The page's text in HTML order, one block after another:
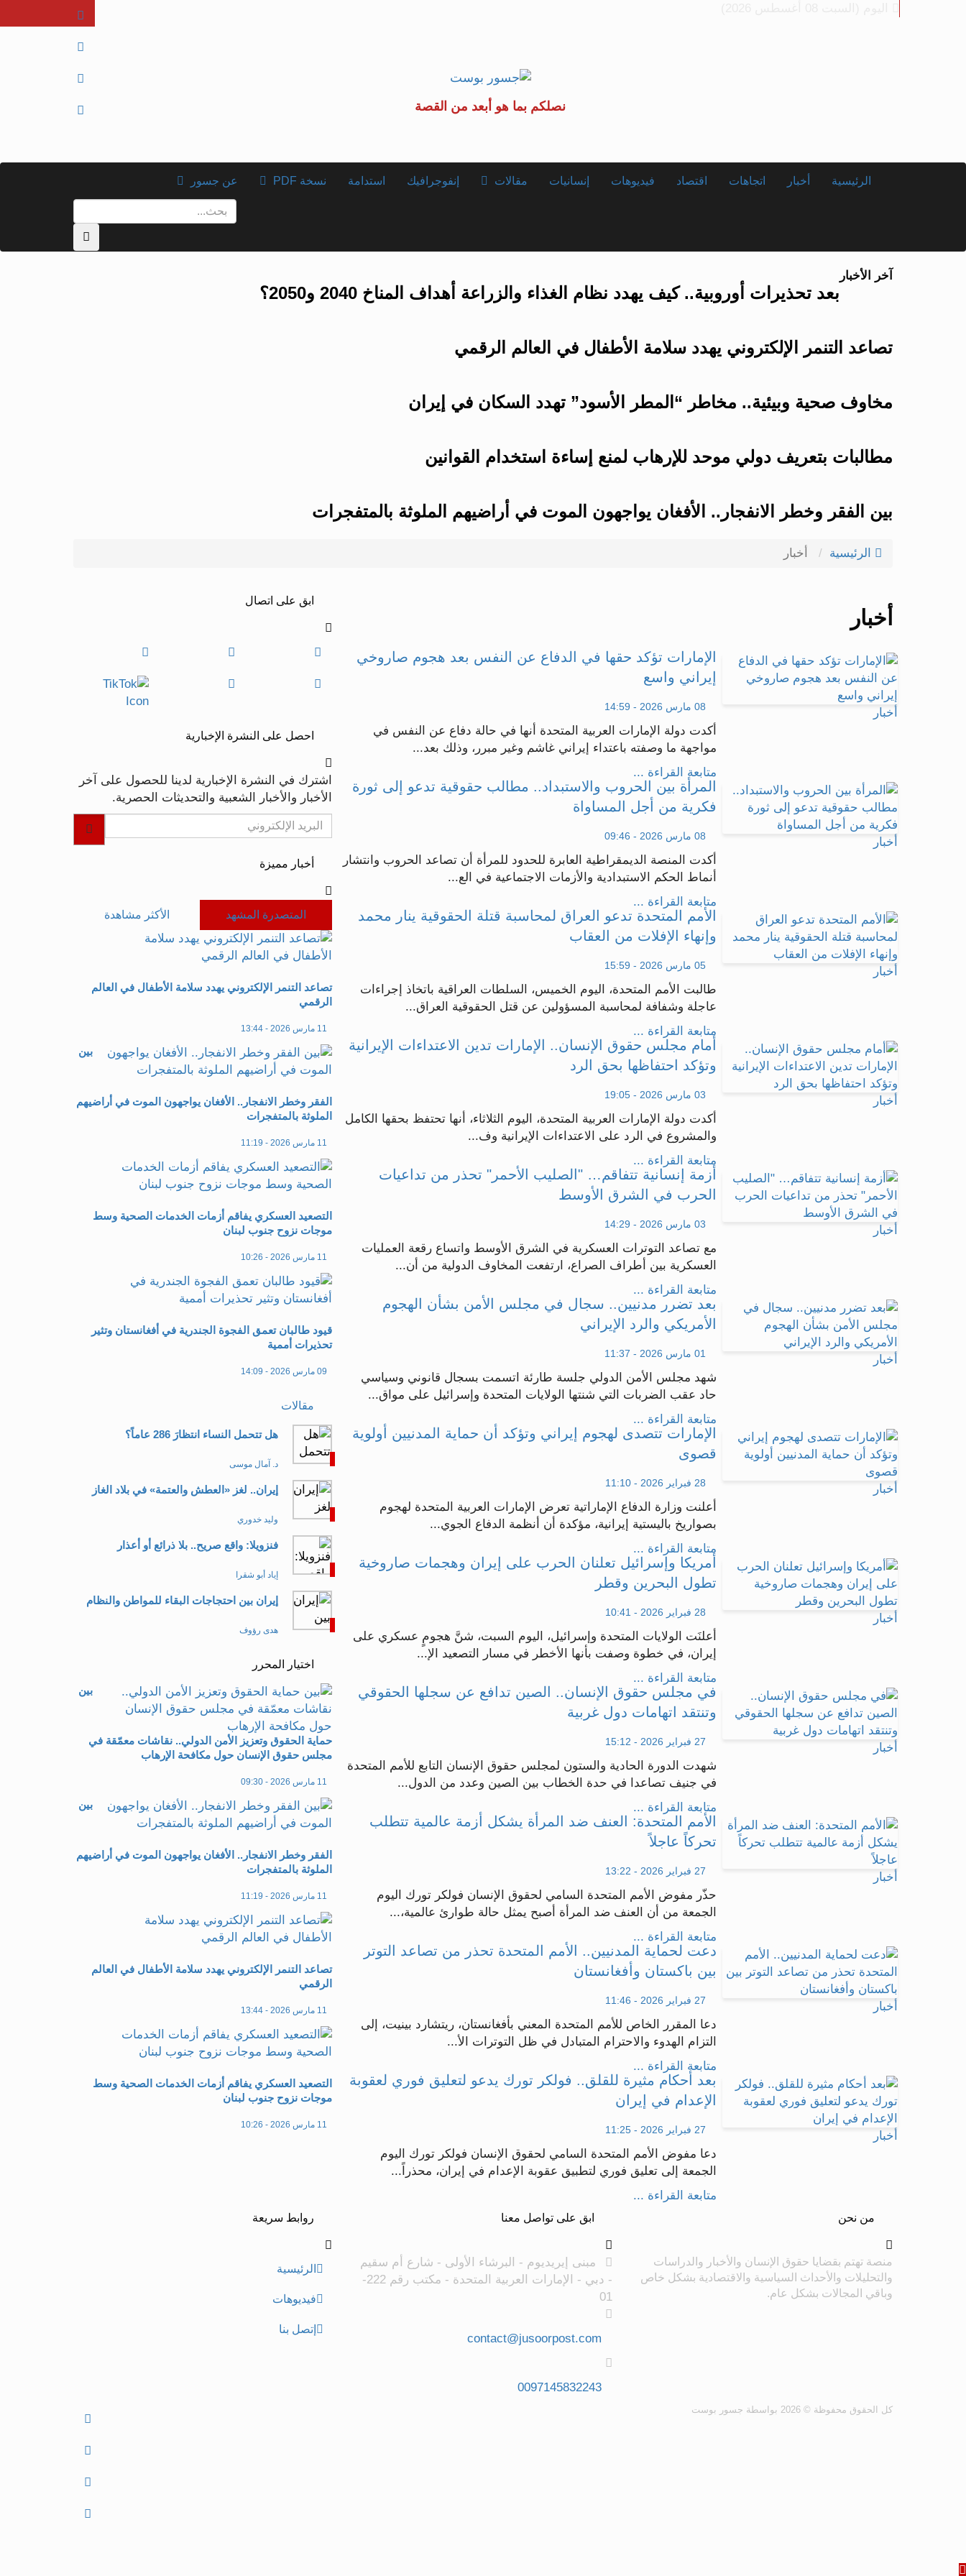
نصلكم بما هو أبعد من القصة
الرئيسية أخبار اتجاهات اقتصاد فيديوهات إنسانيات مقالات إنفوجرافيك استدامة نسخة PDF عن جسور
آخر الأخبار
بعد تحذيرات أوروبية.. كيف يهدد نظام الغذاء والزراعة أهداف المناخ 2040 و2050؟
تصاعد التنمر الإلكتروني يهدد سلامة الأطفال في العالم الرقمي
مخاوف صحية وبيئية.. مخاطر “المطر الأسود” تهدد السكان في إيران
مطالبات بتعريف دولي موحد للإرهاب لمنع إساءة استخدام القوانين
بين الفقر وخطر الانفجار.. الأفغان يواجهون الموت في أراضيهم الملوثة بالمتفجرات
الرئيسية أخبار
أخبار
أخبار
الإمارات تؤكد حقها في الدفاع عن النفس بعد هجوم صاروخي
إيراني واسع
08 مارس 2026 - 14:59
أكدت دولة الإمارات العربية المتحدة أنها في حالة دفاع عن النفس في
مواجهة ما وصفته باعتداء إيراني غاشم وغير مبرر، وذلك بعد...
متابعة القراءة ...
أخبار
المرأة بين الحروب والاستبداد.. مطالب حقوقية تدعو إلى ثورة
فكرية من أجل المساواة
08 مارس 2026 - 09:46
أكدت المنصة الديمقراطية العابرة للحدود للمرأة أن تصاعد الحروب وانتشار
أنماط الحكم الاستبدادية والأزمات الاجتماعية في الع...
متابعة القراءة ...
أخبار
الأمم المتحدة تدعو العراق لمحاسبة قتلة الحقوقية ينار محمد
وإنهاء الإفلات من العقاب
05 مارس 2026 - 15:59
طالبت الأمم المتحدة، اليوم الخميس، السلطات العراقية باتخاذ إجراءات
عاجلة وشفافة لمحاسبة المسؤولين عن قتل الحقوقية العراق...
متابعة القراءة ...
أخبار
أمام مجلس حقوق الإنسان.. الإمارات تدين الاعتداءات الإيرانية
وتؤكد احتفاظها بحق الرد
03 مارس 2026 - 19:05
أكدت دولة الإمارات العربية المتحدة، اليوم الثلاثاء، أنها تحتفظ بحقها الكامل
والمشروع في الرد على الاعتداءات الإيرانية وف...
متابعة القراءة ...
أخبار
أزمة إنسانية تتفاقم… "الصليب الأحمر" تحذر من تداعيات
الحرب في الشرق الأوسط
03 مارس 2026 - 14:29
مع تصاعد التوترات العسكرية في الشرق الأوسط واتساع رقعة العمليات
العسكرية بين أطراف الصراع، ارتفعت المخاوف الدولية من أن...
متابعة القراءة ...
أخبار
بعد تضرر مدنيين.. سجال في مجلس الأمن بشأن الهجوم
الأمريكي والرد الإيراني
01 مارس 2026 - 11:37
شهد مجلس الأمن الدولي جلسة طارئة اتسمت بسجال قانوني وسياسي
حاد عقب الضربات التي شنتها الولايات المتحدة وإسرائيل على مواق...
متابعة القراءة ...
أخبار
الإمارات تتصدى لهجوم إيراني وتؤكد أن حماية المدنيين أولوية
قصوى
28 فبراير 2026 - 11:10
أعلنت وزارة الدفاع الإماراتية تعرض الإمارات العربية المتحدة لهجوم
بصواريخ باليستية إيرانية، مؤكدة أن أنظمة الدفاع الجوي...
متابعة القراءة ...
أخبار
أمريكا وإسرائيل تعلنان الحرب على إيران وهجمات صاروخية
تطول البحرين وقطر
28 فبراير 2026 - 10:41
أعلنَت الولايات المتحدة وإسرائيل، اليوم السبت، شنَّ هجومٍ عسكري على
إيران، في خطوة وصفت بأنها الأخطر في مسار التصعيد الإ...
متابعة القراءة ...
أخبار
في مجلس حقوق الإنسان.. الصين تدافع عن سجلها الحقوقي
وتنتقد اتهامات دول غربية
27 فبراير 2026 - 15:12
شهدت الدورة الحادية والستون لمجلس حقوق الإنسان التابع للأمم المتحدة
في جنيف تصاعدا في حدة الخطاب بين الصين وعدد من الدول...
متابعة القراءة ...
أخبار
الأمم المتحدة: العنف ضد المرأة يشكل أزمة عالمية تتطلب
تحركاً عاجلاً
27 فبراير 2026 - 13:22
حذّر مفوض الأمم المتحدة السامي لحقوق الإنسان فولكر تورك اليوم
الجمعة من أن العنف ضد المرأة أصبح يمثل حالة طوارئ عالمية،...
متابعة القراءة ...
أخبار
دعت لحماية المدنيين.. الأمم المتحدة تحذر من تصاعد التوتر
بين باكستان وأفغانستان
27 فبراير 2026 - 11:46
دعا المقرر الخاص للأمم المتحدة المعني بأفغانستان، ريتشارد بينيت، إلى
التزام الهدوء والاحترام المتبادل في ظل التوترات الأ...
متابعة القراءة ...
أخبار
بعد أحكام مثيرة للقلق.. فولكر تورك يدعو لتعليق فوري لعقوبة
الإعدام في إيران
27 فبراير 2026 - 11:25
دعا مفوض الأمم المتحدة السامي لحقوق الإنسان فولكر تورك اليوم
الجمعة إلى تعليق فوري لتطبيق عقوبة الإعدام في إيران، محذراً...
متابعة القراءة ...
ابق على اتصال
احصل على النشرة الإخبارية
اشترك في النشرة الإخبارية لدينا للحصول على آخر
الأخبار والأخبار الشعبية والتحديثات الحصرية.
أخبار مميزة
المتصدرة المشهد الأكثر مشاهدة
تصاعد التنمر الإلكتروني يهدد سلامة الأطفال في العالم
الرقمي
11 مارس 2026 - 13:44
بين
الفقر وخطر الانفجار.. الأفغان يواجهون الموت في أراضيهم
الملوثة بالمتفجرات
11 مارس 2026 - 11:19
التصعيد العسكري يفاقم أزمات الخدمات الصحية وسط
موجات نزوح جنوب لبنان
11 مارس 2026 - 10:26
قيود طالبان تعمق الفجوة الجندرية في أفغانستان وتثير
تحذيرات أممية
09 مارس 2026 - 14:09
مقالات
هل تتحمل النساء انتظارَ 286 عاماً؟
د. آمال موسى
إيران.. لغز «العطش والعتمة» في بلاد الغاز
وليد خدوري
فنزويلا: واقع صريح.. بلا ذرائع أو أعذار
إياد أبو شقرا
إيران بين احتجاجات البقاء للمواطن والنظام
هدى رؤوف
اختيار المحرر
بين
حماية الحقوق وتعزيز الأمن الدولي.. نقاشات معمّقة في
مجلس حقوق الإنسان حول مكافحة الإرهاب
11 مارس 2026 - 09:30
بين
الفقر وخطر الانفجار.. الأفغان يواجهون الموت في أراضيهم
الملوثة بالمتفجرات
11 مارس 2026 - 11:19
تصاعد التنمر الإلكتروني يهدد سلامة الأطفال في العالم
الرقمي
11 مارس 2026 - 13:44
التصعيد العسكري يفاقم أزمات الخدمات الصحية وسط
موجات نزوح جنوب لبنان
11 مارس 2026 - 10:26
من نحن
منصة تهتم بقضايا حقوق الإنسان والأخبار والدراسات
والتحليلات والأحداث السياسية والاقتصادية بشكل خاص
وباقي المجالات بشكل عام.
ابق على تواصل معنا
مبنى إيريديوم - البرشاء الأولى - شارع أم سقيم
- دبي - الإمارات العربية المتحدة - مكتب رقم 222-
01
contact@jusoorpost.com
0097145832243
روابط سريعة
الرئيسية
فيديوهات
إتصل بنا
كل الحقوق محفوظة © 2026 بواسطة جسور بوست